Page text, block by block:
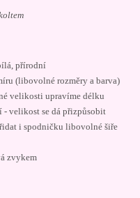
přírodní
(libovolné rozměry a barva)
velikosti upravíme délku
- velikost se dá přizpůsobit
i spodničku libovolné šiře
zvykem